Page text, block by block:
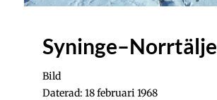
Syninge–Norrtälje
Bild
Daterad: 18 februari 1968